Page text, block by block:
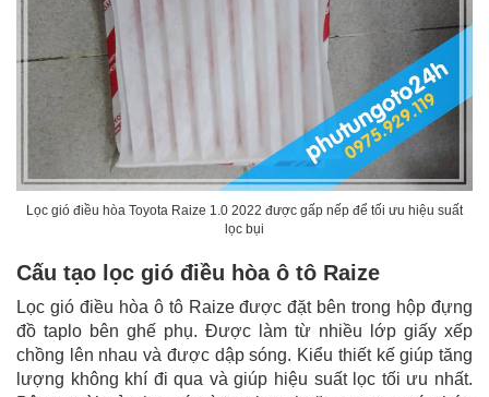
Lọc gió điều hòa Toyota Raize 1.0 2022 được gấp nếp để tối ưu hiệu suất
lọc bụi
Cấu tạo lọc gió điều hòa ô tô Raize
Lọc gió điều hòa ô tô Raize được đặt bên trong hộp đựng
đồ taplo bên ghế phụ. Được làm từ nhiều lớp giấy xếp
chồng lên nhau và được dập sóng. Kiểu thiết kế giúp tăng
lượng không khí đi qua và giúp hiệu suất lọc tối ưu nhất.